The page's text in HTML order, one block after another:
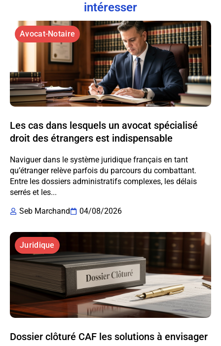
intéresser
Avocat-Notaire
Les cas dans lesquels un avocat spécialisé
droit des étrangers est indispensable
Naviguer dans le système juridique français en tant
qu’étranger relève parfois du parcours du combattant.
Entre les dossiers administratifs complexes, les délais
serrés et les...
Seb Marchand
04/08/2026
Juridique
Dossier clôturé CAF les solutions à envisager